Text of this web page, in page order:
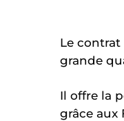
Le
grande
Il offre la
grâce aux